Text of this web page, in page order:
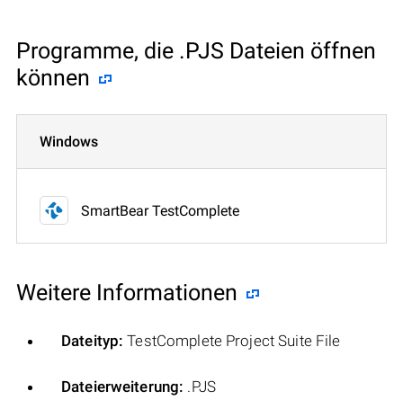
Programme, die .PJS Dateien öffnen
können
Windows
SmartBear TestComplete
Weitere Informationen
Dateityp: TestComplete Project Suite File
Dateierweiterung: .PJS